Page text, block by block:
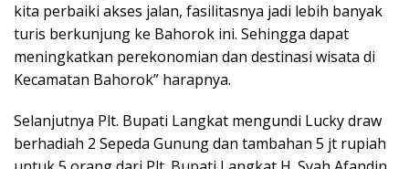
kita perbaiki akses jalan, fasilitasnya jadi lebih banyak
turis berkunjung ke Bahorok ini. Sehingga dapat
meningkatkan perekonomian dan destinasi wisata di
Kecamatan Bahorok” harapnya.
Selanjutnya Plt. Bupati Langkat mengundi Lucky draw
berhadiah 2 Sepeda Gunung dan tambahan 5 jt rupiah